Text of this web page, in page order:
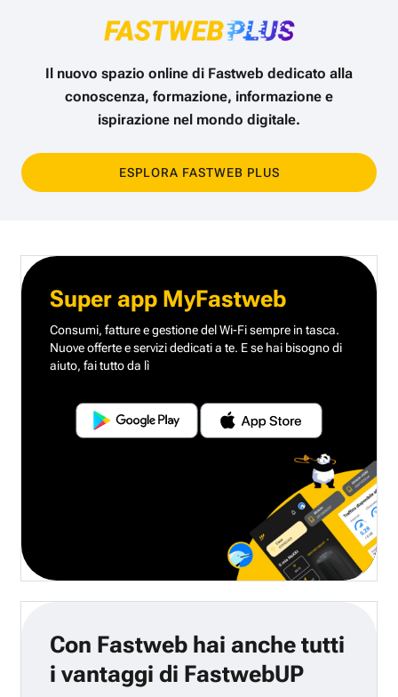
Il nuovo spazio online di Fastweb dedicato alla
conoscenza, formazione, informazione e
ispirazione nel mondo digitale.
ESPLORA FASTWEB PLUS
Super app MyFastweb
Consumi, fatture e gestione del Wi-Fi sempre in tasca.
Nuove offerte e servizi dedicati a te. E se hai bisogno di
aiuto, fai tutto da lì
Con Fastweb hai anche tutti
i vantaggi di FastwebUP